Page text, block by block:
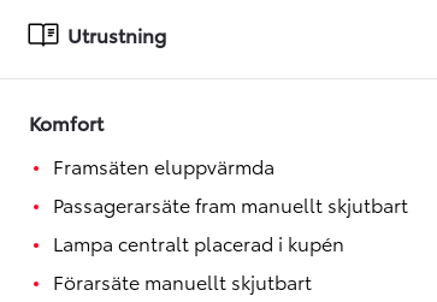
Easy Billån
BENSIN
Utrustning
Komfort
Framsäten eluppvärmda
Passagerarsäte fram manuellt skjutbart
Lampa centralt placerad i kupén
Förarsäte manuellt skjutbart